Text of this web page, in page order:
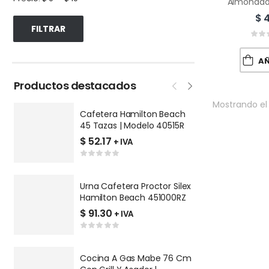
FILTRAR
Productos destacados
Cafetera Hamilton Beach
45 Tazas | Modelo 40515R
$ 52.17 + IVA
Urna Cafetera Proctor Silex
Hamilton Beach 451000RZ
$ 91.30 + IVA
Cocina A Gas Mabe 76 Cm
$
Mostrando